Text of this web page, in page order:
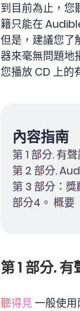
到目前為止，您
籍只能在
但是，建議您了
器來毫無問題地
您播放 CD 上的
內容指南
第 1 部分. 有
第 2 部分.
第 3 部分：
部分4。 概要
第 1 部分.
聽得見一般使